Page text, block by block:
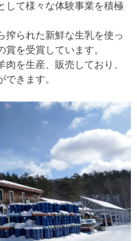
して様々な体験事業を積極
搾られた新鮮な生乳を使っ
を受賞しています。
を生産、販売しており、
きます。